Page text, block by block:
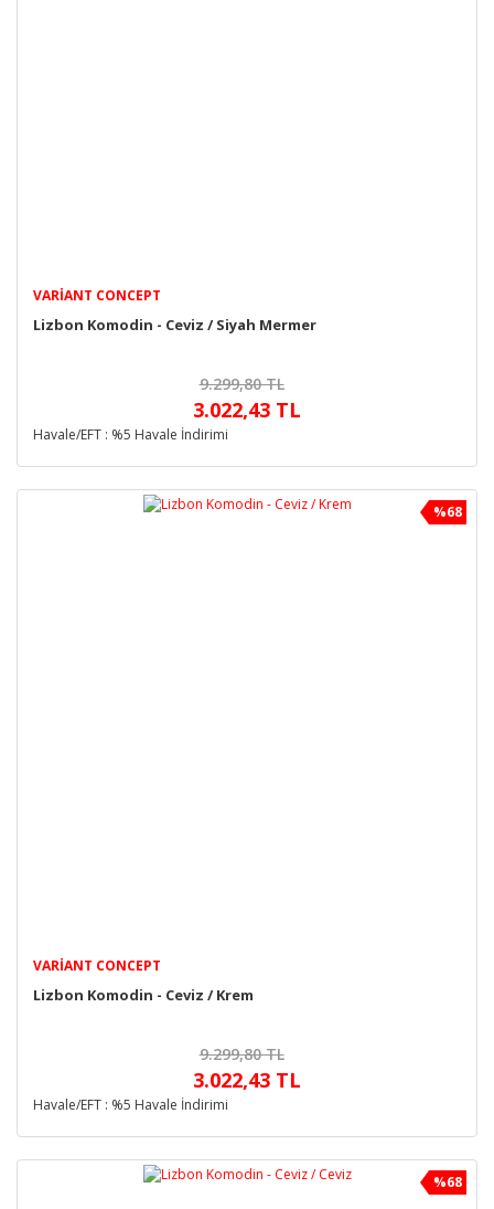
VARIANT CONCEPT
Lizbon Komodin - Ceviz / Siyah Mermer
9.299,80 TL
3.022,43 TL
Havale/EFT : %5 Havale İndirimi
%68
VARIANT CONCEPT
Lizbon Komodin - Ceviz / Krem
9.299,80 TL
3.022,43 TL
Havale/EFT : %5 Havale İndirimi
%68